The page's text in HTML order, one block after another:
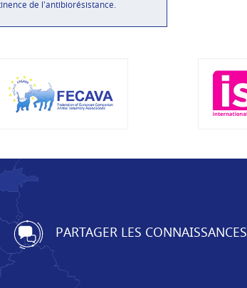
de l'antibiorésistance.
PARTAGER LES CONNAISSANCES